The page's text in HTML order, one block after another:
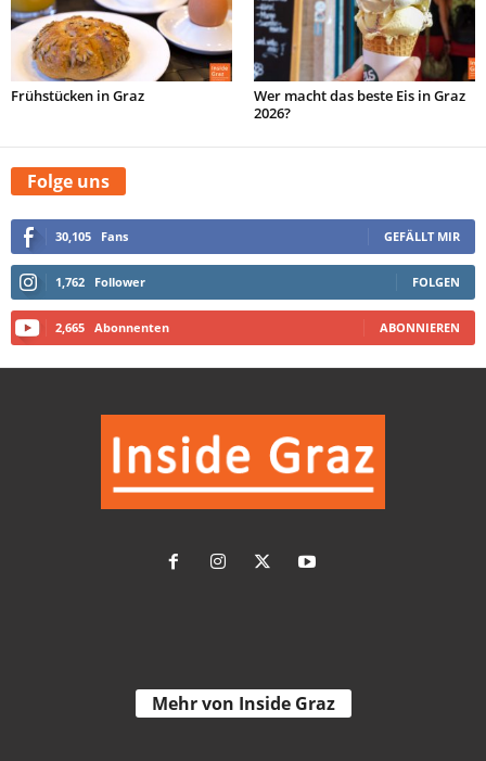
Frühstücken in Graz
Wer macht das beste Eis in Graz
2026?
Folge uns
30,105 Fans GEFÄLLT MIR
1,762 Follower FOLGEN
2,665 Abonnenten ABONNIEREN
Mehr von Inside Graz